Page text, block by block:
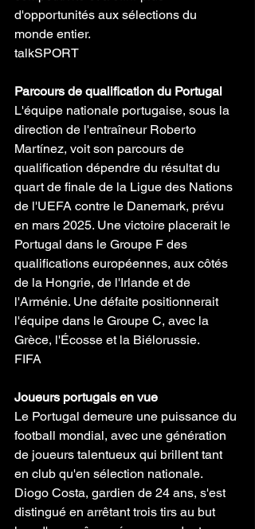
d'opportunités aux sélections du
monde entier.
talkSPORT
Parcours de qualification du Portugal
L'équipe nationale portugaise, sous la
direction de l'entraîneur Roberto
Martínez, voit son parcours de
qualification dépendre du résultat du
quart de finale de la Ligue des Nations
de l'UEFA contre le Danemark, prévu
en mars 2025. Une victoire placerait le
Portugal dans le Groupe F des
qualifications européennes, aux côtés
de la Hongrie, de l'Irlande et de
l'Arménie. Une défaite positionnerait
l'équipe dans le Groupe C, avec la
Grèce, l'Écosse et la Biélorussie.
FIFA
Joueurs portugais en vue
Le Portugal demeure une puissance du
football mondial, avec une génération
de joueurs talentueux qui brillent tant
en club qu'en sélection nationale.
Diogo Costa, gardien de 24 ans, s'est
distingué en arrêtant trois tirs au but